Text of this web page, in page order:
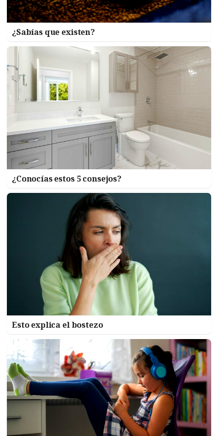
¿Sabías que existen?
¿Conocías estos 5 consejos?
Esto explica el bostezo